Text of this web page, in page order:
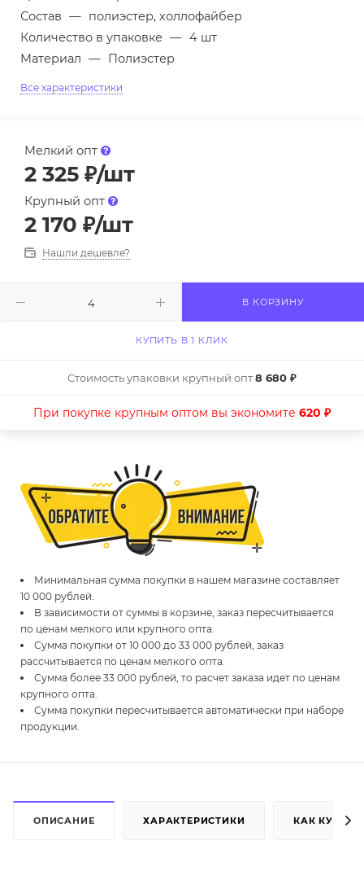
Состав — полиэстер, холлофайбер
Количество в упаковке — 4 шт
Материал — Полиэстер
Все характеристики
Мелкий опт
2 325 ₽/шт
Крупный опт
2 170 ₽/шт
Нашли дешевле?
В КОРЗИНУ
КУПИТЬ В 1 КЛИК
Стоимость упаковки крупный опт8 680 ₽
При покупке крупным оптом вы экономите 620 ₽
Минимальная сумма покупки в нашем магазине составляет
10 000 рублей.
В зависимости от суммы в корзине, заказ пересчитывается
по ценам мелкого или крупного опта.
Сумма покупки от 10 000 до 33 000 рублей, заказ
рассчитывается по ценам мелкого опта.
Сумма более 33 000 рублей, то расчет заказа идет по ценам
крупного опта.
Сумма покупки пересчитывается автоматически при наборе
продукции.
ОПИСАНИЕ ХАРАКТЕРИСТИКИ КАК КУПИТЬ